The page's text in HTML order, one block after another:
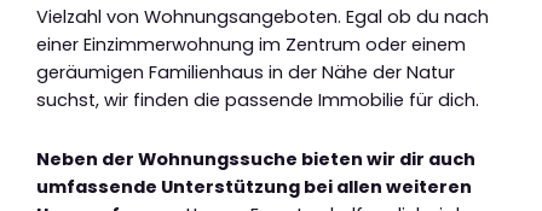
Vielzahl von Wohnungsangeboten. Egal ob du nach
einer Einzimmerwohnung im Zentrum oder einem
geräumigen Familienhaus in der Nähe der Natur
suchst, wir finden die passende Immobilie für dich.
Neben der Wohnungssuche bieten wir dir auch
umfassende Unterstützung bei allen weiteren